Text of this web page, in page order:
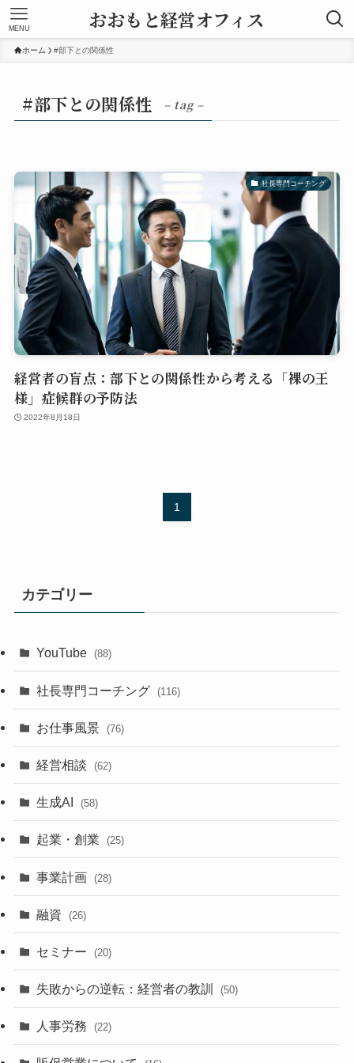
おおもと経営オフィス
MENU
ホーム #部下との関係性
#部下との関係性 – tag –
社長専門コーチング
経営者の盲点：部下との関係性から考える「裸の王
様」症候群の予防法
2022年8月18日
1
カテゴリー
YouTube (88)
社長専門コーチング (116)
お仕事風景 (76)
経営相談 (62)
生成AI (58)
起業・創業 (25)
事業計画 (28)
融資 (26)
セミナー (20)
失敗からの逆転：経営者の教訓 (50)
人事労務 (22)